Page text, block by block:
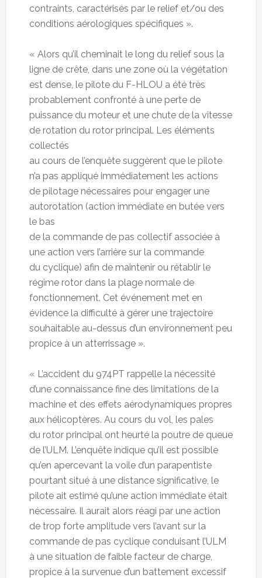
contraints, caractérisés par le relief et/ou des
conditions aérologiques spécifiques ».
« Alors qu’il cheminait le long du relief sous la
ligne de crête, dans une zone où la végétation
est dense, le pilote du F-HLOU a été très
probablement confronté à une perte de
puissance du moteur et une chute de la vitesse
de rotation du rotor principal. Les éléments
collectés
au cours de l’enquête suggèrent que le pilote
n’a pas appliqué immédiatement les actions
de pilotage nécessaires pour engager une
autorotation (action immédiate en butée vers
le bas
de la commande de pas collectif associée à
une action vers l’arrière sur la commande
du cyclique) afin de maintenir ou rétablir le
régime rotor dans la plage normale de
fonctionnement. Cet événement met en
évidence la difficulté à gérer une trajectoire
souhaitable au-dessus d’un environnement peu
propice à un atterrissage ».
« L’accident du 974PT rappelle la nécessité
d’une connaissance fine des limitations de la
machine et des effets aérodynamiques propres
aux hélicoptères. Au cours du vol, les pales
du rotor principal ont heurté la poutre de queue
de l’ULM. L’enquête indique qu’il est possible
qu’en apercevant la voile d’un parapentiste
pourtant situé à une distance significative, le
pilote ait estimé qu’une action immédiate était
nécessaire. Il aurait alors réagi par une action
de trop forte amplitude vers l’avant sur la
commande de pas cyclique conduisant l’ULM
à une situation de faible facteur de charge,
propice à la survenue d’un battement excessif